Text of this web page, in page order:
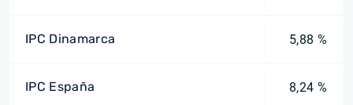
IPC Dinamarca 5,88 %
IPC España 8,24 %